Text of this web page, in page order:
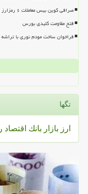
صرافی کوین بیس معاملات ۶ رمزارز را متوقف ساخت
فتح مقاومت کلیدی بورس
فراخوان ساخت مودم نوری با
تگها
ارز بازار بانك اقتصاد